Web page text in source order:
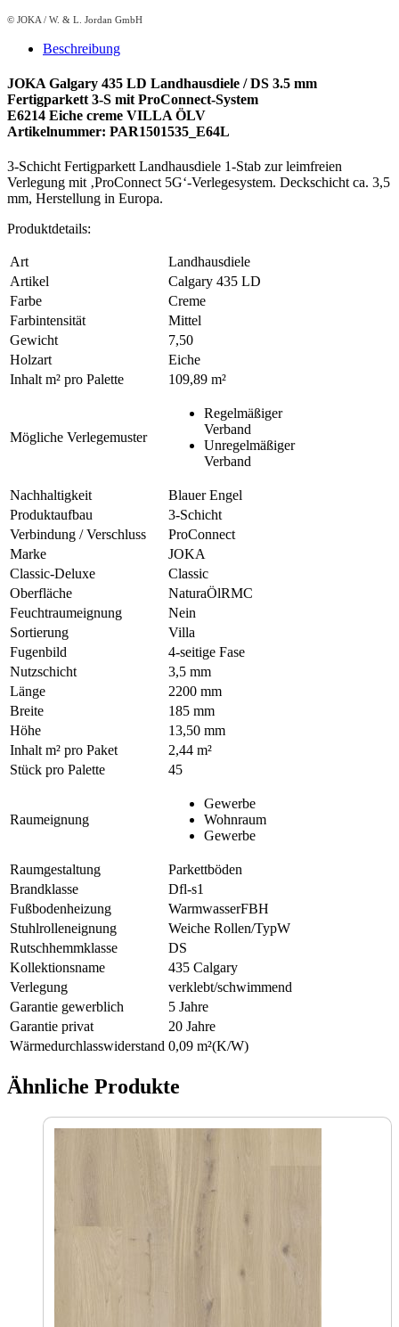
© JOKA / W. & L. Jordan GmbH
Beschreibung
JOKA Galgary 435 LD Landhausdiele / DS 3.5 mm
Fertigparkett 3-S mit ProConnect-System
E6214 Eiche creme VILLA ÖLV
Artikelnummer: PAR1501535_E64L
3-Schicht Fertigparkett Landhausdiele 1-Stab zur leimfreien
Verlegung mit ‚ProConnect 5G‘-Verlegesystem. Deckschicht ca. 3,5
mm, Herstellung in Europa.
Produktdetails:
Art
Landhausdiele
Artikel
Calgary 435 LD
Farbe
Creme
Farbintensität
Mittel
Gewicht
7,50
Holzart
Eiche
Inhalt m² pro Palette
109,89 m²
Mögliche Verlegemuster
Regelmäßiger
Verband
Unregelmäßiger
Verband
Nachhaltigkeit
Blauer Engel
Produktaufbau
3-Schicht
Verbindung / Verschluss
ProConnect
Marke
JOKA
Classic-Deluxe
Classic
Oberfläche
NaturaÖlRMC
Feuchtraumeignung
Nein
Sortierung
Villa
Fugenbild
4-seitige Fase
Nutzschicht
3,5 mm
Länge
2200 mm
Breite
185 mm
Höhe
13,50 mm
Inhalt m² pro Paket
2,44 m²
Stück pro Palette
45
Raumeignung
Gewerbe
Wohnraum
Gewerbe
Raumgestaltung
Parkettböden
Brandklasse
Dfl-s1
Fußbodenheizung
WarmwasserFBH
Stuhlrolleneignung
Weiche Rollen/TypW
Rutschhemmklasse
DS
Kollektionsname
435 Calgary
Verlegung
verklebt/schwimmend
Garantie gewerblich
5 Jahre
Garantie privat
20 Jahre
Wärmedurchlasswiderstand 0,09 m²(K/W)
Ähnliche Produkte